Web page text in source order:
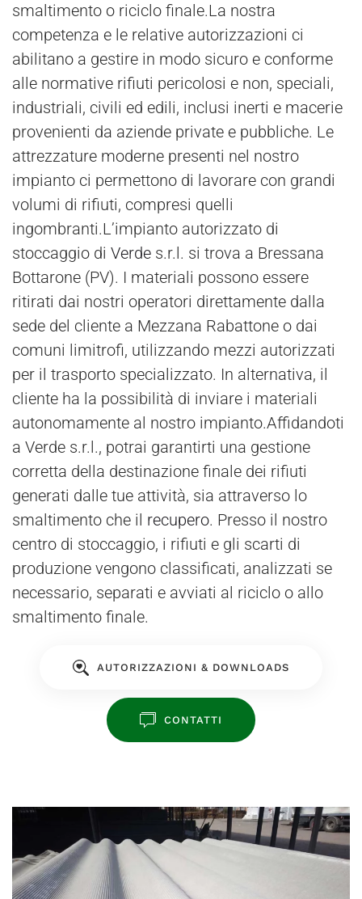
smaltimento o riciclo finale.La nostra
competenza e le relative autorizzazioni ci
abilitano a gestire in modo sicuro e conforme
alle normative rifiuti pericolosi e non, speciali,
industriali, civili ed edili, inclusi inerti e macerie
provenienti da aziende private e pubbliche. Le
attrezzature moderne presenti nel nostro
impianto ci permettono di lavorare con grandi
volumi di rifiuti, compresi quelli
ingombranti.L’impianto autorizzato di
stoccaggio di Verde s.r.l. si trova a Bressana
Bottarone (PV). I materiali possono essere
ritirati dai nostri operatori direttamente dalla
sede del cliente a Mezzana Rabattone o dai
comuni limitrofi, utilizzando mezzi autorizzati
per il trasporto specializzato. In alternativa, il
cliente ha la possibilità di inviare i materiali
autonomamente al nostro impianto.Affidandoti
a Verde s.r.l., potrai garantirti una gestione
corretta della destinazione finale dei rifiuti
generati dalle tue attività, sia attraverso lo
smaltimento che il recupero. Presso il nostro
centro di stoccaggio, i rifiuti e gli scarti di
produzione vengono classificati, analizzati se
necessario, separati e avviati al riciclo o allo
smaltimento finale.
AUTORIZZAZIONI & DOWNLOADS
CONTATTI